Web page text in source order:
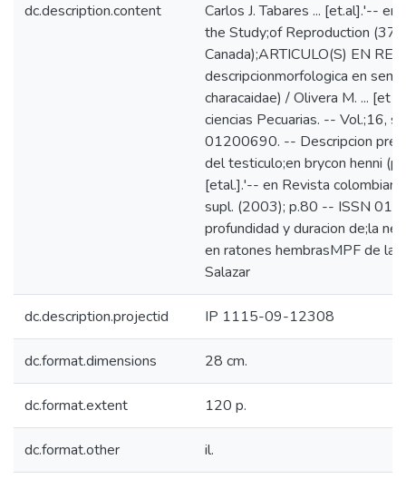
dc.description.content
Carlos J. Tabares ... [et.al].'--
the Study;of Reproduction (37
Canada);ARTICULO(S) EN
descripcionmorfologica en
characaidae) / Olivera M. ... [et
ciencias Pecuarias. -- Vol.;16,
01200690. -- Descripcion
del testiculo;en brycon henni
[etal.].'-- en Revista
supl. (2003); p.80 -- ISSN
profundidad y duracion de;la
en ratones hembrasMPF de la
Salazar
dc.description.projectid IP 1115-09-12308
dc.format.dimensions 28 cm.
dc.format.extent 120 p.
dc.format.other il.